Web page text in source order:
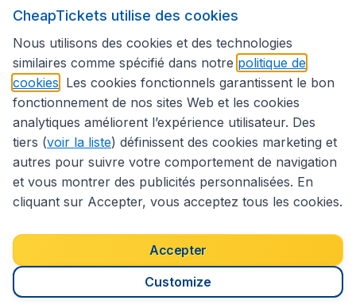
Suivez CheapTickets.be
Déclaration d’accessibilité
Conditions générales
Déclaration de confidentialité
Droits d’auteur © 2026
CheapTickets utilise des cookies
Nous utilisons des cookies et des technologies
similaires comme spécifié dans notre politique de
cookies . Les cookies fonctionnels garantissent le bon
fonctionnement de nos sites Web et les cookies
analytiques améliorent l’expérience utilisateur. Des
tiers (voir la liste) définissent des cookies marketing et
autres pour suivre votre comportement de navigation
et vous montrer des publicités personnalisées. En
cliquant sur Accepter, vous acceptez tous les cookies.
Accepter
Customize